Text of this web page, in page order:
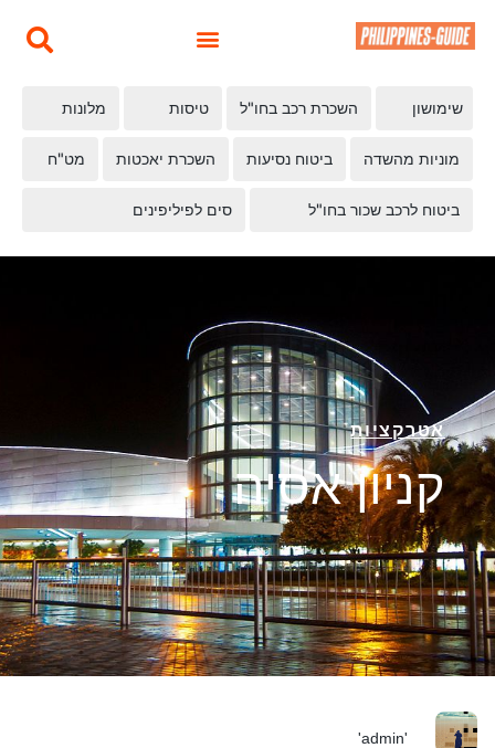
שימושון השכרת רכב בחו"ל טיסות מלונות
מוניות מהשדה ביטוח נסיעות השכרת יאכטות מט"ח
ביטוח לרכב שכור בחו"ל סים לפיליפינים
אטרקציות
קניון אסיה
'admin'